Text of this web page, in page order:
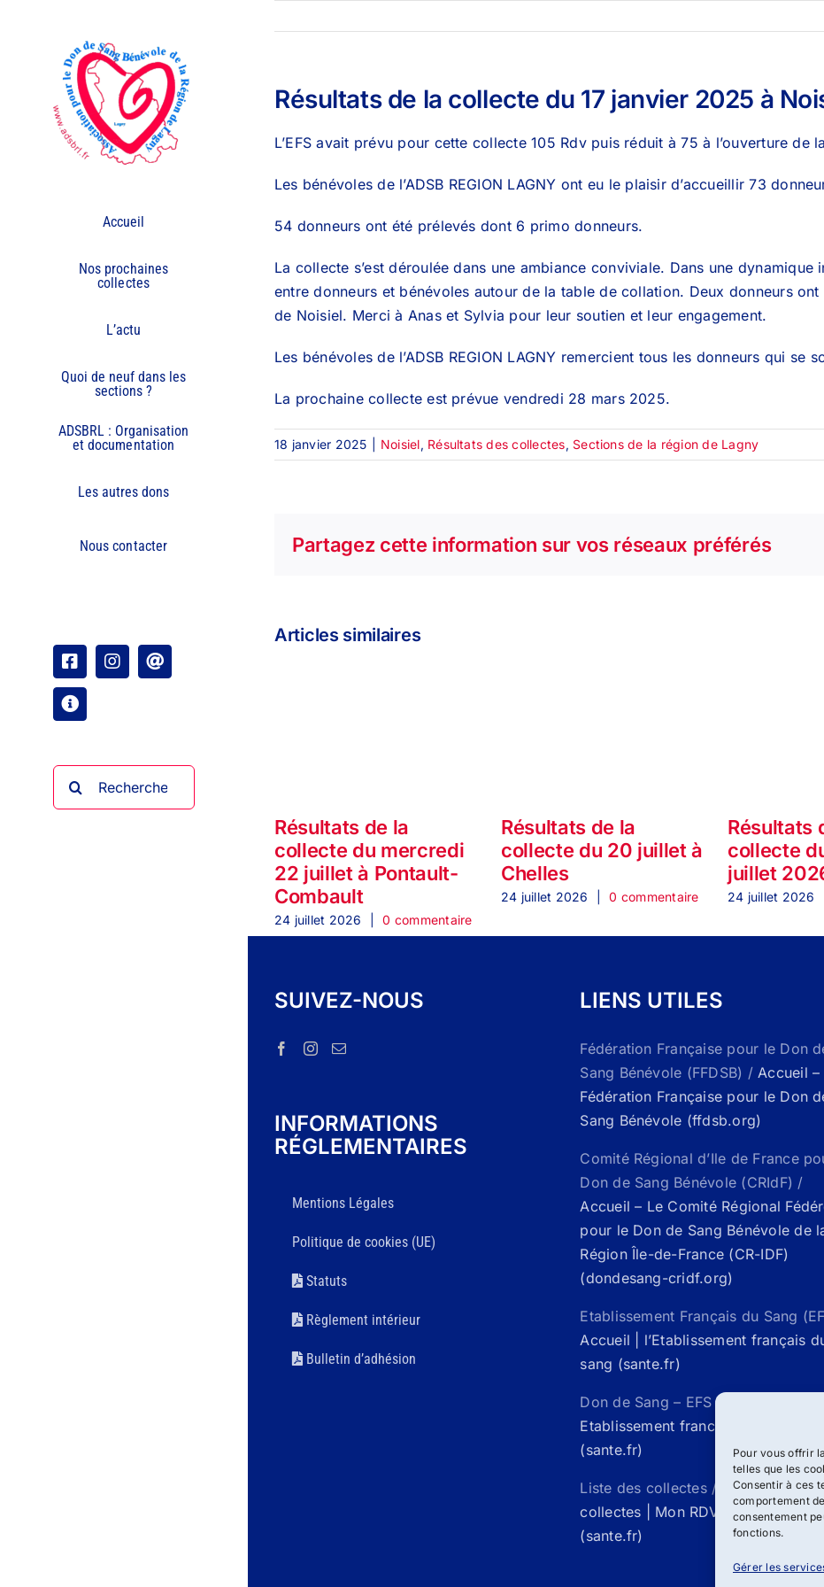
Pour vous offrir
telles que les
Consentir à ces
comportement
consentement
fonctions.
Gérer les
Accueil
Nos prochaines
collectes
L’actu
Quoi de neuf dans les
sections ?
ADSBRL : Organisation
et documentation
Les autres dons
Nous contacter
FacebookInstagram
Email
Organisation
Résultats de la collecte du 17 janvier 2025 à
L’EFS avait prévu pour cette collecte 105 Rdv puis réduit à 75 à l’ouverture de
Les bénévoles de l’ADSB REGION LAGNY ont eu le plaisir d’accueillir 73
54 donneurs ont été prélevés dont 6 primo donneurs.
La collecte s’est déroulée dans une ambiance conviviale. Dans une
entre donneurs et bénévoles autour de la table de collation. Deux donneurs
de Noisiel. Merci à Anas et Sylvia pour leur soutien et leur engagement.
Les bénévoles de l’ADSB REGION LAGNY remercient tous les donneurs qui se
La prochaine collecte est prévue vendredi 28 mars 2025.
18 janvier 2025 Noisiel, Résultats des collectes, Sections de la région de Lagny
Partagez cette information sur vos réseaux préférés
Articles similaires
Résultats de la
collecte du mercredi
22 juillet à Pontault-
Combault
24 juillet 2026 0 commentaire
Résultats de la
collecte du 20 juillet à
Chelles
24 juillet 2026 0 commentaire
Résultats
collecte
juillet
24 juillet 2026
SUIVEZ-NOUS
INFORMATIONS
RÉGLEMENTAIRES
Mentions Légales
Politique de cookies (UE)
Statuts
Règlement intérieur
Bulletin d’adhésion
LIENS UTILES
Fédération Française pour le Don
Sang Bénévole (FFDSB) / Accueil –
Fédération Française pour le Don
Sang Bénévole (ffdsb.org)
Comité Régional d’Ile de France
Don de Sang Bénévole (CRIdF) /
Accueil – Le Comité Régional
pour le Don de Sang Bénévole de
Région Île-de-France (CR-IDF)
(dondesang-cridf.org)
Etablissement Français du Sang
Accueil | l’Etablissement français
sang (sante.fr)
Don de Sang – EFS Santé /
Etablissement francais du sang
(sante.fr)
Liste des collectes / Mon rdv /
collectes | Mon RDV Don de Sang
(sante.fr)